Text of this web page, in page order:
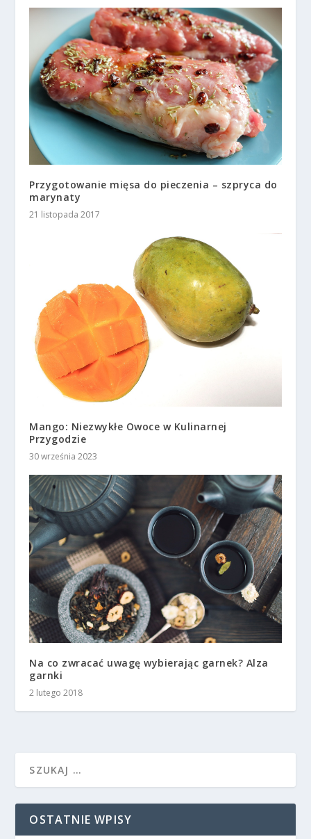
Przygotowanie mięsa do pieczenia – szpryca do
marynaty
21 listopada 2017
Mango: Niezwykłe Owoce w Kulinarnej
Przygodzie
30 września 2023
Na co zwracać uwagę wybierając garnek? Alza
garnki
2 lutego 2018
OSTATNIE WPISY